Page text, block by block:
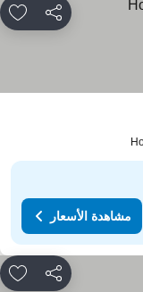
مشاركة
مشاهدة الأسعار
مشاركة